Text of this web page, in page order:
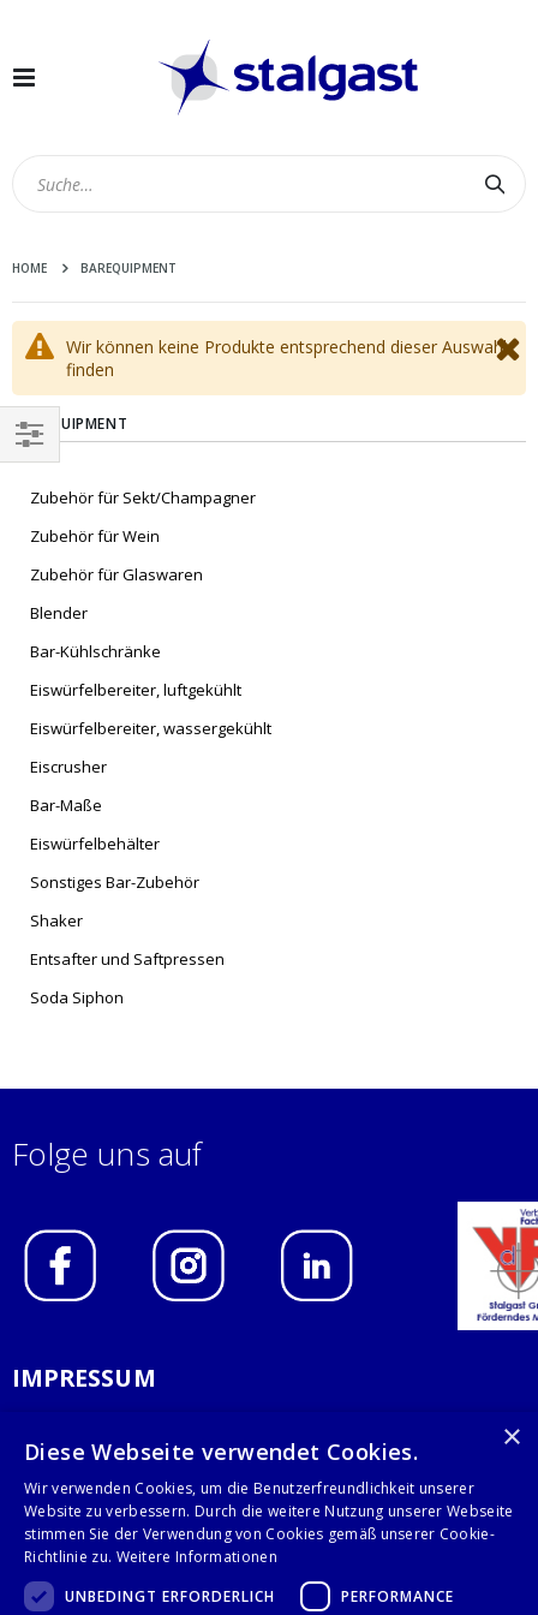
Navigation
HOME BAREQUIPMENT
Wir können keine Produkte entsprechend dieser Auswahl
finden
BAREQUIPMENT
Zubehör für Sekt/Champagner
Zubehör für Wein
Zubehör für Glaswaren
Blender
Bar-Kühlschränke
Eiswürfelbereiter, luftgekühlt
Eiswürfelbereiter, wassergekühlt
Eiscrusher
Bar-Maße
Eiswürfelbehälter
Sonstiges Bar-Zubehör
Shaker
Entsafter und Saftpressen
Soda Siphon
EINKAUFEN
NACH
Folge uns auf
IMPRESSUM
AGB
KONTAKT
Stalgast GmbH
×
Diese Webseite verwendet Cookies.
Wir verwenden Cookies, um die Benutzerfreundlichkeit unserer
Website zu verbessern. Durch die weitere Nutzung unserer Webseite
stimmen Sie der Verwendung von Cookies gemäß unserer Cookie-
Richtlinie zu. Weitere Informationen
UNBEDINGT ERFORDERLICH
PERFORMANCE